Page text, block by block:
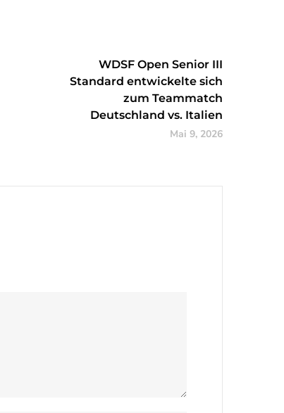
WDSF Open Senior III
Standard entwickelte sich
zum Teammatch
Deutschland vs. Italien
Mai 9, 2026